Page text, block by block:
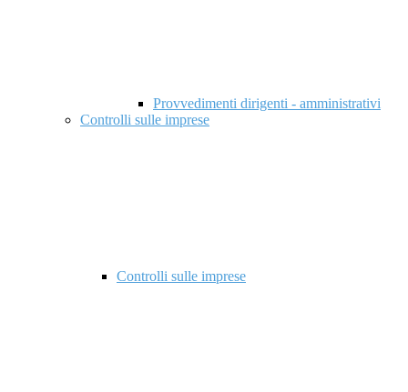
Provvedimenti dirigenti - amministrativi
Controlli sulle imprese
Controlli sulle imprese